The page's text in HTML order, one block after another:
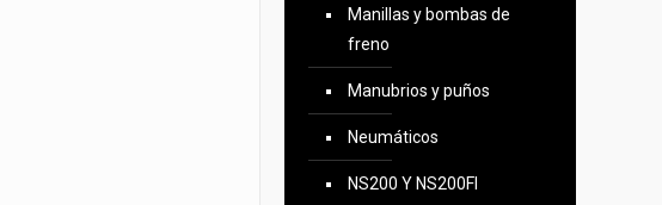
Manillas y bombas de
freno
Manubrios y puños
Neumáticos
NS200 Y NS200FI